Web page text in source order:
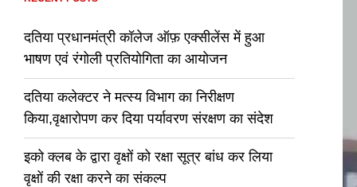
दतिया प्रधानमंत्री कॉलेज ऑफ़ एक्सीलेंस में हुआ
भाषण एवं रंगोली प्रतियोगिता का आयोजन
दतिया कलेक्टर ने मत्स्य विभाग का निरीक्षण
किया,वृक्षारोपण कर दिया पर्यावरण संरक्षण का संदेश
इको क्लब के द्वारा वृक्षों को रक्षा सूत्र बांध कर लिया
वृक्षों की रक्षा करने का संकल्प